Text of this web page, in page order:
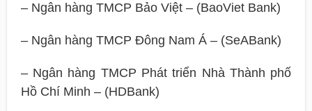
– Ngân hàng TMCP Bảo Việt – (BaoViet Bank)
– Ngân hàng TMCP Đông Nam Á – (SeABank)
– Ngân hàng TMCP Phát triển Nhà Thành phố
Hồ Chí Minh – (HDBank)